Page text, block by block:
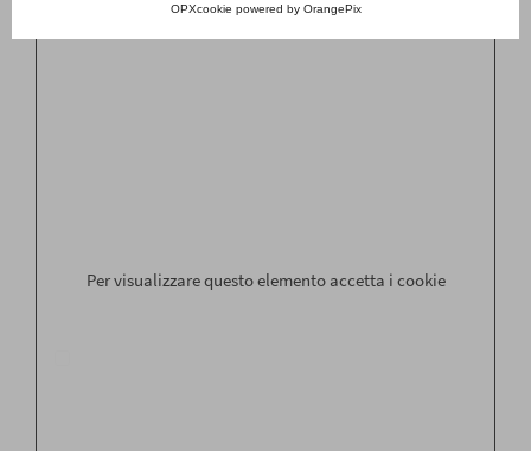
OPXcookie powered by OrangePix
Per visualizzare questo elemento accetta i cookie